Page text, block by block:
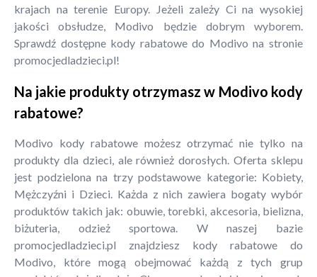
krajach na terenie Europy. Jeżeli zależy Ci na wysokiej
jakości obsłudze, Modivo będzie dobrym wyborem.
Sprawdź dostępne kody rabatowe do Modivo na stronie
promocjedladzieci.pl!
Na jakie produkty otrzymasz w Modivo kody
rabatowe?
Modivo kody rabatowe możesz otrzymać nie tylko na
produkty dla dzieci, ale również dorosłych. Oferta sklepu
jest podzielona na trzy podstawowe kategorie: Kobiety,
Mężczyźni i Dzieci. Każda z nich zawiera bogaty wybór
produktów takich jak: obuwie, torebki, akcesoria, bielizna,
biżuteria, odzież sportowa. W naszej bazie
promocjedladzieci.pl znajdziesz kody rabatowe do
Modivo, które mogą obejmować każdą z tych grup